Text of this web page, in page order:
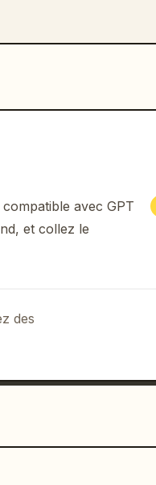
avec GPT
et collez le
des